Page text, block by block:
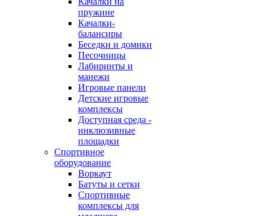
пружине
Качалки-
балансиры
Беседки и домики
Песочницы
Лабиринты и
манежи
Игровые панели
Детские игровые
комплексы
Доступная среда -
инклюзивные
площадки
Спортивное
оборудование
Воркаут
Батуты и сетки
Спортивные
комплексы для